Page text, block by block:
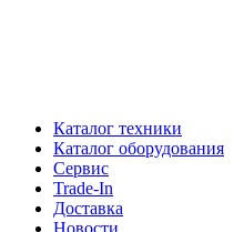
Каталог техники
Каталог оборудования
Сервис
Trade-In
Доставка
Новости